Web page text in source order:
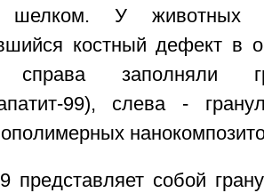
шелком. У животных
костный дефект в
справа заполняли
99), слева -
представляет собой